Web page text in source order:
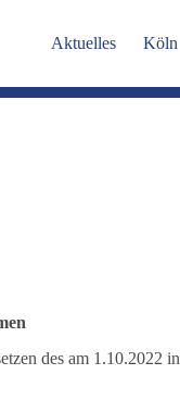
Aktuelles Köln
des am 1.10.2022